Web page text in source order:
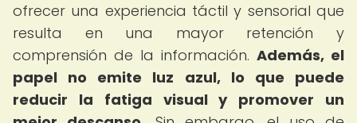
ofrecer una experiencia táctil y sensorial que
resulta en una mayor retención y
comprensión de la información. Además, el
papel no emite luz azul, lo que puede
reducir la fatiga visual y promover un